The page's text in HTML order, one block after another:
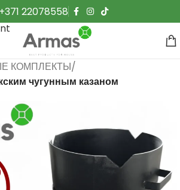
22078558
КОМПЛЕКТЫ
чугунным казаном